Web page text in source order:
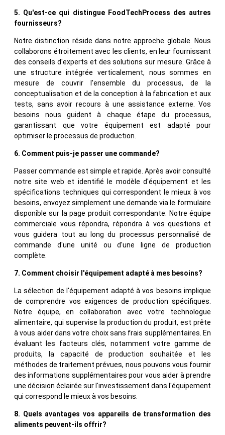
5. Qu'est-ce qui distingue FoodTechProcess des autres
fournisseurs?
Notre distinction réside dans notre approche globale. Nous
collaborons étroitement avec les clients, en leur fournissant
des conseils d'experts et des solutions sur mesure. Grâce à
une structure intégrée verticalement, nous sommes en
mesure de couvrir l'ensemble du processus, de la
conceptualisation et de la conception à la fabrication et aux
tests, sans avoir recours à une assistance externe. Vos
besoins nous guident à chaque étape du processus,
garantissant que votre équipement est adapté pour
optimiser le processus de production.
6. Comment puis-je passer une commande?
Passer commande est simple et rapide. Après avoir consulté
notre site web et identifié le modèle d'équipement et les
spécifications techniques qui correspondent le mieux à vos
besoins, envoyez simplement une demande via le formulaire
disponible sur la page produit correspondante. Notre équipe
commerciale vous répondra, répondra à vos questions et
vous guidera tout au long du processus personnalisé de
commande d'une unité ou d'une ligne de production
complète.
7. Comment choisir l'équipement adapté à mes besoins?
La sélection de l'équipement adapté à vos besoins implique
de comprendre vos exigences de production spécifiques.
Notre équipe, en collaboration avec votre technologue
alimentaire, qui supervise la production du produit, est prête
à vous aider dans votre choix sans frais supplémentaires. En
évaluant les facteurs clés, notamment votre gamme de
produits, la capacité de production souhaitée et les
méthodes de traitement prévues, nous pouvons vous fournir
des informations supplémentaires pour vous aider à prendre
une décision éclairée sur l'investissement dans l'équipement
qui correspond le mieux à vos besoins.
8. Quels avantages vos appareils de transformation des
aliments peuvent-ils offrir?